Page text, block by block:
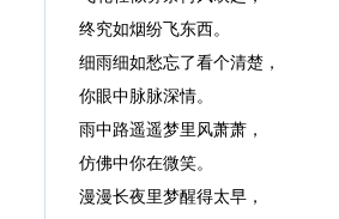
终究如烟纷飞东西。
细雨细如愁忘了看个清楚，
你眼中脉脉深情。
雨中路遥遥梦里风萧萧，
仿佛中你在微笑。
漫漫长夜里梦醒得太早，